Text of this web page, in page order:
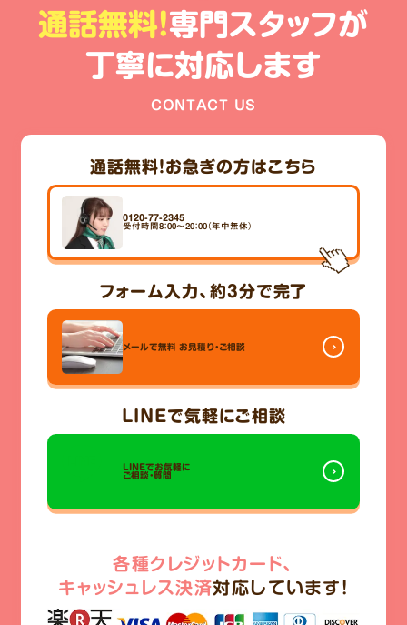
通話無料!専門スタッフが
丁寧に対応します
CONTACT US
通話無料！お急ぎの方はこちら
0120-77-2345
受付時間8：00～20：00（年中無休）
フォーム入力、 約3分で完了
メールで無料 お見積り・ご相談
LINEで気軽にご相談
LINEでお気軽に
ご相談・質問
各種クレジットカード、
キャッシュレス決済対応しています!